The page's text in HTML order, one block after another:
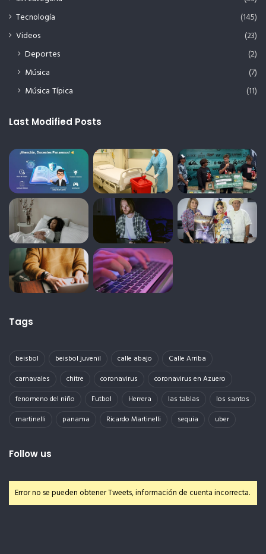
Tecnología
(145)
Videos
(23)
Deportes
(2)
Música
(7)
Música Típica
(11)
Last Modified Posts
Tags
beisbol beisbol juvenil calle abajo
Calle Arriba
carnavales
chitre coronavirus
coronavirus en Azuero
fenomeno del niño
Futbol Herrera las tablas
los santos
martinelli
panama Ricardo Martinelli sequia uber
Follow us
Error no se pueden obtener Tweets, información de cuenta incorrecta.